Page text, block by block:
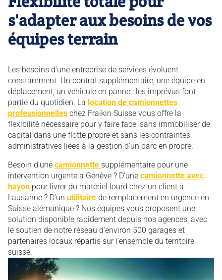
s'adapter aux besoins de vos
équipes terrain
Les besoins d'une entreprise de services évoluent
constamment. Un contrat supplémentaire, une équipe en
déplacement, un véhicule en panne : les imprévus font
partie du quotidien. La location de camionnettes
professionnelles chez Fraikin Suisse vous offre la
flexibilité nécessaire pour y faire face, sans immobiliser de
capital dans une flotte propre et sans les contraintes
administratives liées à la gestion d'un parc en propre.
Besoin d'une camionnette supplémentaire pour une
intervention urgente à Genève ? D'une camionnette avec
hayon pour livrer du matériel lourd chez un client à
Lausanne ? D'un utilitaire de remplacement en urgence en
Suisse alémanique ? Nos équipes vous proposent une
solution disponible rapidement depuis nos agences, avec
le soutien de notre réseau d'environ 500 garages et
partenaires locaux répartis sur l'ensemble du territoire
suisse.